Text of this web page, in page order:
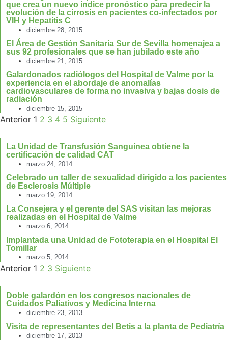
que crea un nuevo índice pronóstico para predecir la
evolución de la cirrosis en pacientes co-infectados por
VIH y Hepatitis C
diciembre 28, 2015
El Área de Gestión Sanitaria Sur de Sevilla homenajea a
sus 92 profesionales que se han jubilado este año
diciembre 21, 2015
Galardonados radiólogos del Hospital de Valme por la
experiencia en el abordaje de anomalías
cardiovasculares de forma no invasiva y bajas dosis de
radiación
diciembre 15, 2015
Anterior 1 2 3 4 5 Siguiente
La Unidad de Transfusión Sanguínea obtiene la
certificación de calidad CAT
marzo 24, 2014
Celebrado un taller de sexualidad dirigido a los pacientes
de Esclerosis Múltiple
marzo 19, 2014
La Consejera y el gerente del SAS visitan las mejoras
realizadas en el Hospital de Valme
marzo 6, 2014
Implantada una Unidad de Fototerapia en el Hospital El
Tomillar
marzo 5, 2014
Anterior 1 2 3 Siguiente
Doble galardón en los congresos nacionales de
Cuidados Paliativos y Medicina Interna
diciembre 23, 2013
Visita de representantes del Betis a la planta de Pediatría
diciembre 17, 2013